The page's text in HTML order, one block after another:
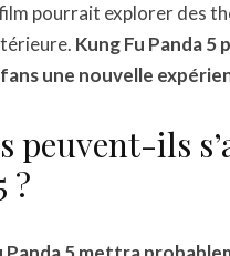
pourrait explorer des
Kung Fu Panda
une nouvelle
peuvent-ils
?